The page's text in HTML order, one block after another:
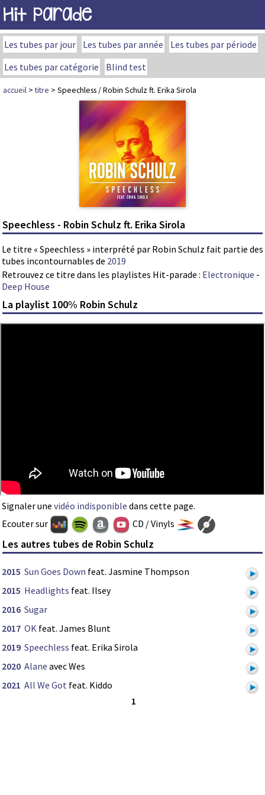
Hit Parade
Les tubes par jour Les tubes par année
Les tubes par période
Les tubes par catégorie
Blind test
accueil >titre > Speechless / Robin Schulz ft. Erika Sirola
Speechless - Robin Schulz ft. Erika Sirola
Le titre « Speechless » interprété par Robin Schulz fait partie des
tubes incontournables de 2019
Retrouvez ce titre dans les playlistes Hit-parade : Electronique -
Deep House
La playlist 100% Robin Schulz
Signaler une vidéo indisponible dans cette page.
Ecouter sur
CD / Vinyls
Les autres tubes de Robin Schulz
2015 Sun Goes Down feat. Jasmine Thompson
2015 Headlights feat. Ilsey
2016 Sugar
2017 OK feat. James Blunt
2019 Speechless feat. Erika Sirola
2020 Alane avec Wes
2021 All We Got feat. Kiddo
1